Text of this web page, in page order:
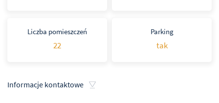
Liczba pomieszczeń
22
Parking
tak
Informacje kontaktowe